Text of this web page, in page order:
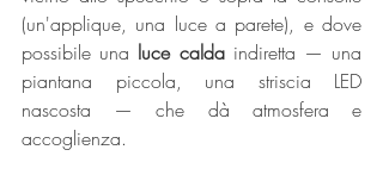
(un'applique, una luce a parete), e dove
possibile una luce calda indiretta — una
piantana piccola, una striscia LED
nascosta — che dà atmosfera e
accoglienza.